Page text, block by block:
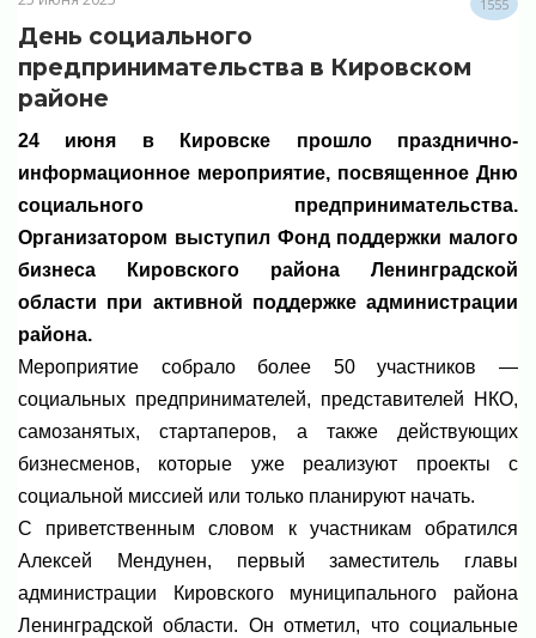
1555
День социального
предпринимательства в Кировском
районе
24 июня в Кировске прошло празднично-
информационное мероприятие, посвященное Дню
социального предпринимательства.
Организатором выступил Фонд поддержки малого
бизнеса Кировского района Ленинградской
области при активной поддержке администрации
района.
Мероприятие собрало более 50 участников —
социальных предпринимателей, представителей НКО,
самозанятых, стартаперов, а также действующих
бизнесменов, которые уже реализуют проекты с
социальной миссией или только планируют начать.
С приветственным словом к участникам обратился
Алексей Мендунен, первый заместитель главы
администрации Кировского муниципального района
Ленинградской области. Он отметил, что социальные